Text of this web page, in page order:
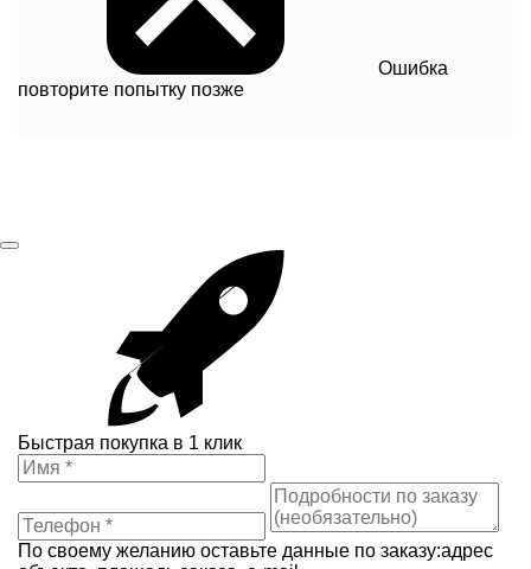
Ошибка
повторите попытку позже
Быстрая покупка в 1 клик
По своему желанию оставьте данные по заказу:адрес